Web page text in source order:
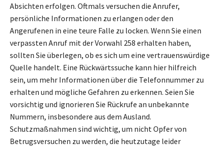
Absichten erfolgen. Oftmals versuchen die Anrufer,
persönliche Informationen zu erlangen oder den
Angerufenen in eine teure Falle zu locken. Wenn Sie einen
verpassten Anruf mit der Vorwahl 258 erhalten haben,
sollten Sie überlegen, ob es sich um eine vertrauenswürdige
Quelle handelt. Eine Rückwärtssuche kann hier hilfreich
sein, um mehr Informationen über die Telefonnummer zu
erhalten und mögliche Gefahren zu erkennen. Seien Sie
vorsichtig und ignorieren Sie Rückrufe an unbekannte
Nummern, insbesondere aus dem Ausland.
Schutzmaßnahmen sind wichtig, um nicht Opfer von
Betrugsversuchen zu werden, die heutzutage leider